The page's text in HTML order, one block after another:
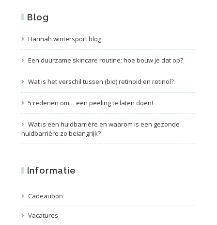
Blog
Hannah wintersport blog
Een duurzame skincare routine; hoe bouw je dat op?
Wat is het verschil tussen (bio) retinoid en retinol?
5 redenen om… een peeling te laten doen!
Wat is een huidbarrière en waarom is een gezonde
huidbarrière zo belangrijk?
Informatie
Cadeaubon
Vacatures